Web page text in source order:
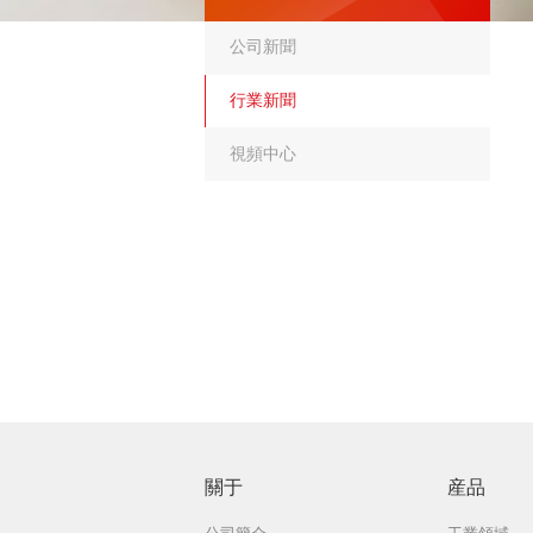
公司新聞
行業新聞
視頻中心
關于 産品